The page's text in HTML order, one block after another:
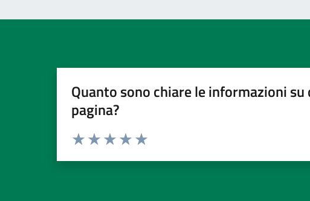
Quanto sono chiare le informazioni su
pagina?